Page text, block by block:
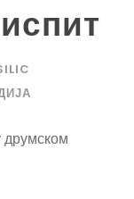
друмском